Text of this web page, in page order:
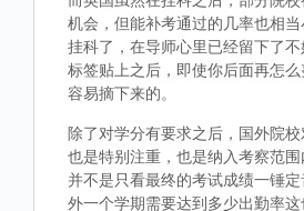
机会，但能补考通过的几率也相
挂科了，在导师心里已经留下了不
标签贴上之后，即使你后面再怎
容易摘下来的。
除了对学分有要求之后，国外院
也是特别注重，也是纳入考察范
并不是只看最终的考试成绩一锤
外一个学期需要达到多少出勤率